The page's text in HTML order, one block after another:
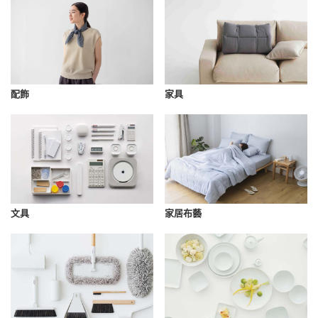
配飾 家具
文具 家居布藝